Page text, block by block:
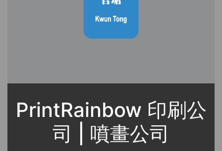
PrintRainbow 印刷公
司 | 噴畫公司